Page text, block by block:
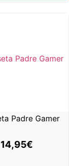
Padre Gamer
14,95€